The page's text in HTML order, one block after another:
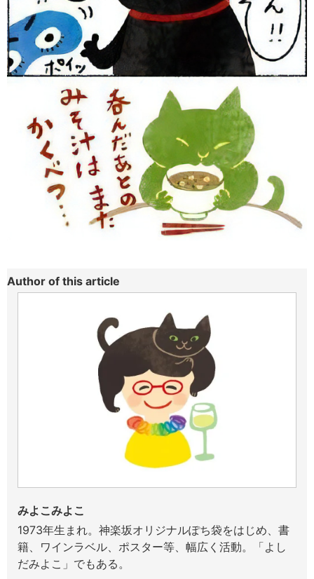
Author of this article
みよこみよこ
1973年生まれ。神楽坂オリジナルぽち袋をはじめ、書
籍、ワインラベル、ポスター等、幅広く活動。「よし
だみよこ」でもある。